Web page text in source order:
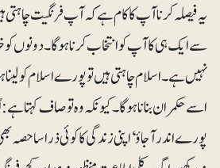
یہ فیصلہ کرنا آپ کا کام ہے کہ آپ فرنگیت چاہتی
سے ایک ہی کا آپ کو انتخاب کرنا ہو گا۔ دونوں
نہیں ہے۔ اسلام چاہتی ہیں تو پورے اسلام کو لینا
اسے حکمران بنانا ہو گا۔ کیونکہ وہ تو صاف کہتا ہے:
پورے اندر آ جاؤ‘ اپنی زندگی کا کوئی ذرا سا